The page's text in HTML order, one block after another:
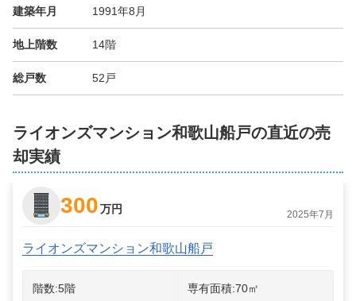
建築年月 1991年8月
地上階数 14階
総戸数 52戸
ライオンズマンション和歌山船戸の直近の売
却実績
300万円 2025年7月
ライオンズマンション和歌山船戸
階数:5階 専有面積:70㎡